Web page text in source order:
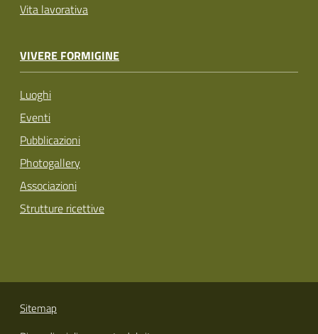
Vita lavorativa
VIVERE FORMIGINE
Luoghi
Eventi
Pubblicazioni
Photogallery
Associazioni
Strutture ricettive
Sitemap